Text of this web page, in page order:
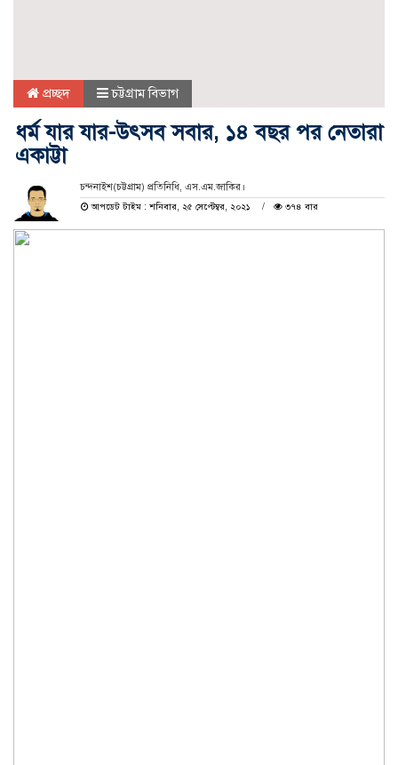
প্রচ্ছদ চট্টগ্রাম বিভাগ
ধর্ম যার যার-উৎসব সবার, ১৪ বছর পর নেতারা
একাট্টা
চন্দনাইশ(চট্টগ্রাম) প্রতিনিধি, এস.এম.জাকির।
আপডেট টাইম : শনিবার, ২৫ সেপ্টেম্বর, ২০২১
৩৭৪ বার